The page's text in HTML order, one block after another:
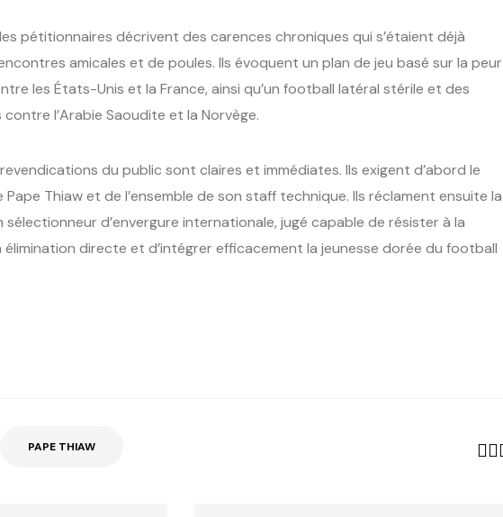
pétitionnaires décrivent des carences chroniques qui s’étaient déjà
amicales et de poules. Ils évoquent un plan de jeu basé sur la peur
les États-Unis et la France, ainsi qu’un football latéral stérile et des
l’Arabie Saoudite et la Norvège.
du public sont claires et immédiates. Ils exigent d’abord le
Thiaw et de l’ensemble de son staff technique. Ils réclament ensuite la
sélectionneur d’envergure internationale, jugé capable de résister à la
directe et d’intégrer efficacement la jeunesse dorée du football
PAPE THIAW